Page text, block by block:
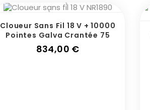
Cloueur Sans Fil 18 V + 10000
Pointes Galva Crantée 75
834,00 €Prix